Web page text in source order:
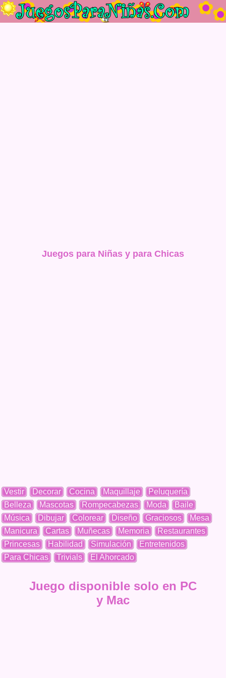
Juegos para Niñas y para Chicas
Vestir Decorar Cocina Maquillaje
Peluquería
Belleza
Mascotas Rompecabezas Moda
Baile
Música
Dibujar Colorear Diseño Graciosos
Mesa
Manicura
Cartas Muñecas Memoria
Restaurantes
Princesas
Habilidad Simulación
Entretenidos
Para Chicas
Trivials El Ahorcado
Juego disponible solo en PC
y Mac